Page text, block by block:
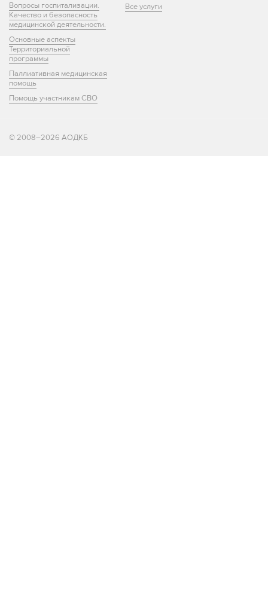
Вопросы госпитализации.
Качество и безопасность
медицинской деятельности.
Основные аспекты
Территориальной
программы
Паллиативная медицинская
помощь
Помощь участникам СВО
Все услуги
© 2008–2026 АОДКБ